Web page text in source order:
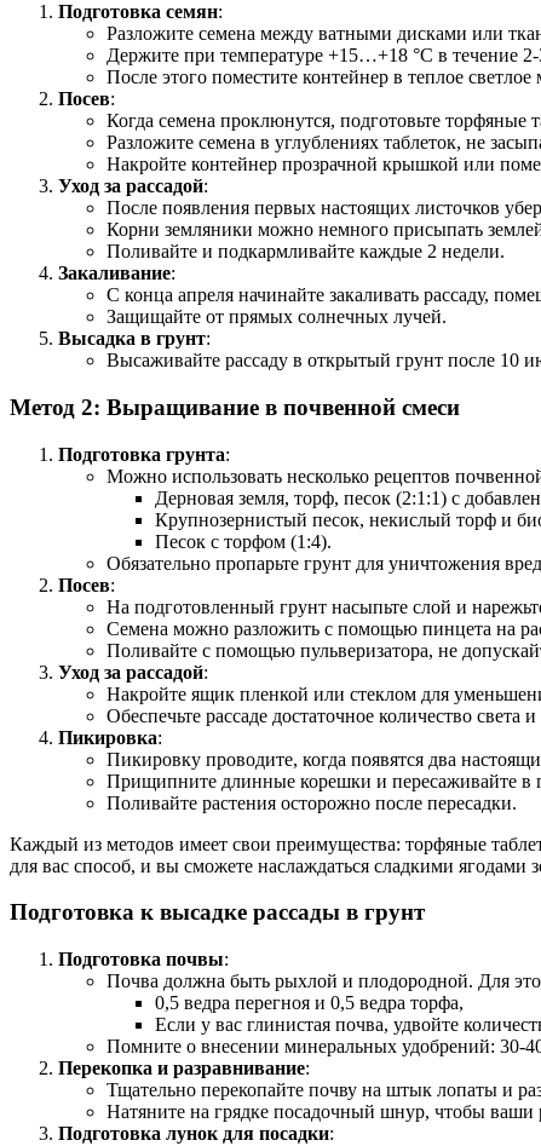
Подготовка семян:
Разложите семена между ватными дисками или
Держите при температуре +15…+18 °C в течение
После этого поместите контейнер в теплое
Посев:
Когда семена проклюнутся, подготовьте торфяные
Разложите семена в углублениях таблеток, не
Накройте контейнер прозрачной крышкой или
Уход за рассадой:
После появления первых настоящих листочков
Корни земляники можно немного присыпать
Поливайте и подкармливайте каждые 2 недели.
Закаливание:
С конца апреля начинайте закаливать рассаду,
Защищайте от прямых солнечных лучей.
Высадка в грунт:
Высаживайте рассаду в открытый грунт после 10
Метод 2: Выращивание в почвенной смеси
Подготовка грунта:
Можно использовать несколько рецептов
Дерновая земля, торф, песок (2:1:1) с
Крупнозернистый песок, некислый торф и
Песок с торфом (1:4).
Обязательно пропарьте грунт для уничтожения
Посев:
На подготовленный грунт насыпьте слой и
Семена можно разложить с помощью пинцета на
Поливайте с помощью пульверизатора, не
Уход за рассадой:
Накройте ящик пленкой или стеклом для
Обеспечьте рассаде достаточное количество
Пикировка:
Пикировку проводите, когда появятся два
Прищипните длинные корешки и пересаживайте в
Поливайте растения осторожно после пересадки.
Каждый из методов имеет свои преимущества: торфяные
для вас способ, и вы сможете наслаждаться сладкими ягодами
Подготовка к высадке рассады в грунт
Подготовка почвы:
Почва должна быть рыхлой и плодородной. Для
0,5 ведра перегноя и 0,5 ведра торфа,
Если у вас глинистая почва, удвойте
Помните о внесении минеральных удобрений: 30-
Перекопка и разравнивание:
Тщательно перекопайте почву на штык лопаты и
Натяните на грядке посадочный шнур, чтобы ваши
Подготовка лунок для посадки: